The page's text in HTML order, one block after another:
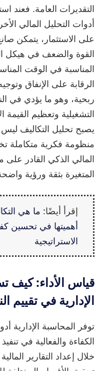
التقديرات العامة. فعند
أدوات التحليل المالي
على الاستثمار، يتمكن
القوة والضعف في هيكل
المناسبة في الوقت
الرقابة على الإنفاق
ربحية، وهو ما يؤدي في
التشغيلية وتعظيم القيمة
يصبح تحليل التكاليف
منظومة فكرية متكاملة
المالي الذكي القادر
المتغيرة بثقة ورؤية
إقرأ أيضًا: ما هي
أهميتها في تحسين
الاستراتيجية
قياس الأداء: كيف
الإدارية في تقييم
توفر المحاسبة الإدارية
الكفاءة والفعالية في
خلال إعداد التقارير